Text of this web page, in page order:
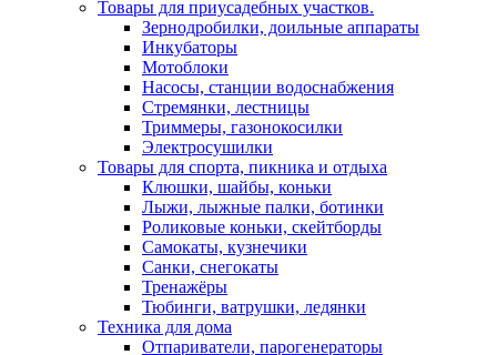
Товары для приусадебных участков.
Зернодробилки, доильные аппараты
Инкубаторы
Мотоблоки
Насосы, станции водоснабжения
Стремянки, лестницы
Триммеры, газонокосилки
Электросушилки
Товары для спорта, пикника и отдыха
Клюшки, шайбы, коньки
Лыжи, лыжные палки, ботинки
Роликовые коньки, скейтборды
Самокаты, кузнечики
Санки, снегокаты
Тренажёры
Тюбинги, ватрушки, ледянки
Техника для дома
Отпариватели, парогенераторы